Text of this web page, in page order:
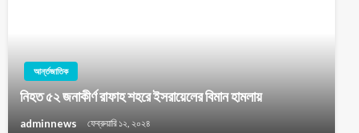
আর্ন্তজাতিক
নিহত ৫২ জনাকীর্ণ রাফাহ শহরে ইসরায়েলের বিমান হামলায়
adminnews ফেব্রুয়ারি ১২, ২০২৪